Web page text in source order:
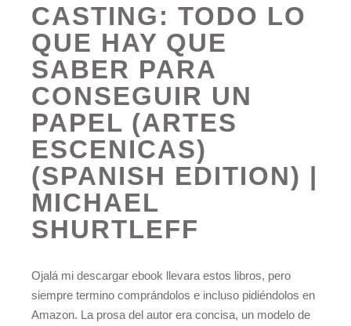
CASTING: TODO LO
QUE HAY QUE
SABER PARA
CONSEGUIR UN
PAPEL (ARTES
ESCENICAS)
(SPANISH EDITION) |
MICHAEL
SHURTLEFF
Ojalá mi descargar ebook llevara estos libros, pero
siempre termino comprándolos e incluso pidiéndolos en
Amazon. La prosa del autor era concisa, un modelo de